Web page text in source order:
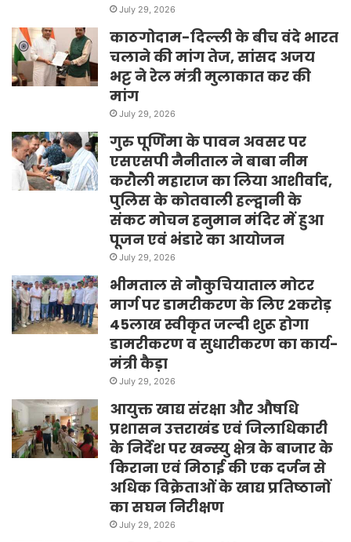
July 29, 2026
काठगोदाम-दिल्ली के बीच वंदे भारत
चलाने की मांग तेज, सांसद अजय
भट्ट ने रेल मंत्री मुलाकात कर की
मांग
July 29, 2026
गुरु पूर्णिमा के पावन अवसर पर
एसएसपी नैनीताल ने बाबा नीम
करौली महाराज का लिया आशीर्वाद,
पुलिस के कोतवाली हल्द्वानी के
संकट मोचन हनुमान मंदिर में हुआ
पूजन एवं भंडारे का आयोजन
July 29, 2026
भीमताल से नौकुचियाताल मोटर
मार्ग पर डामरीकरण के लिए 2करोड़
45लाख स्वीकृत जल्दी शुरू होगा
डामरीकरण व सुधारीकरण का कार्य-
मंत्री कैड़ा
July 29, 2026
आयुक्त खाद्य संरक्षा और औषधि
प्रशासन उत्तराखंड एवं जिलाधिकारी
के निर्देश पर खन्स्यु क्षेत्र के बाजार के
किराना एवं मिठाई की एक दर्जन से
अधिक विक्रेताओं के खाद्य प्रतिष्ठानों
का सघन निरीक्षण
July 29, 2026